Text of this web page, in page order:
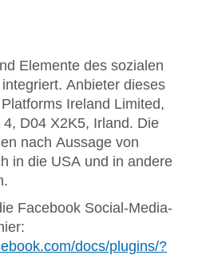
Elemente des sozialen
Anbieter dieses
Ireland Limited,
D04 X2K5, Irland. Die
nach Aussage von
in die USA und in andere
Facebook Social-Media-
docs/plugins/?